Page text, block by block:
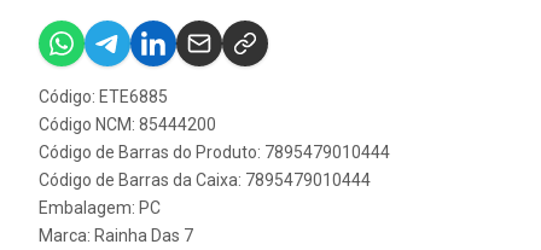
Código: ETE6885
Código NCM: 85444200
Código de Barras do Produto: 7895479010444
Código de Barras da Caixa: 7895479010444
Embalagem: PC
Marca: Rainha Das 7